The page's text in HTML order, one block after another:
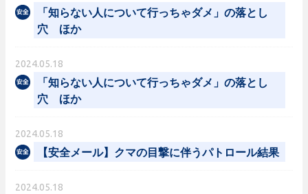
「知らない人について行っちゃダメ」の落とし
穴 ほか
2024.05.18
「知らない人について行っちゃダメ」の落とし
穴 ほか
2024.05.18
【安全メール】クマの目撃に伴うパトロール結果
2024.05.18